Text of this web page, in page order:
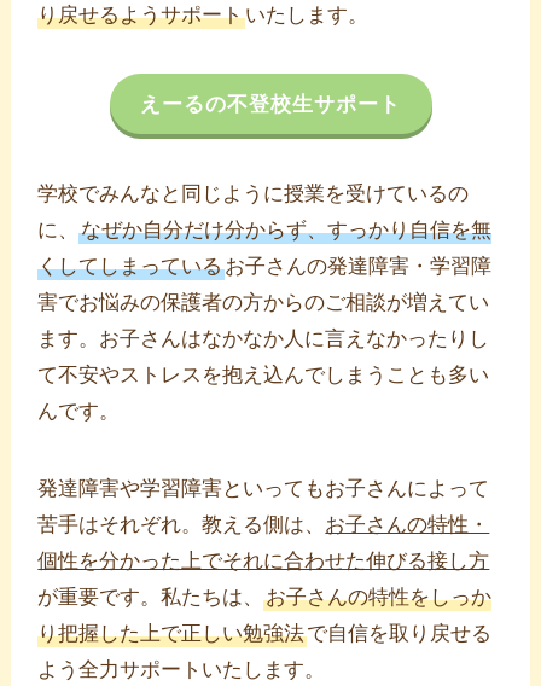
り戻せるようサポートいたします。
えーるの不登校生サポート
学校でみんなと同じように授業を受けているの
に、なぜか自分だけ分からず、すっかり自信を無
くしてしまっているお子さんの発達障害・学習障
害でお悩みの保護者の方からのご相談が増えてい
ます。お子さんはなかなか人に言えなかったりし
て不安やストレスを抱え込んでしまうことも多い
んです。
発達障害や学習障害といってもお子さんによって
苦手はそれぞれ。教える側は、 お子さんの特性・
個性を分かった上でそれに合わせた伸びる接し方
が重要です。私たちは、お子さんの特性をしっか
り把握した上で正しい勉強法で自信を取り戻せる
よう全力サポートいたします。